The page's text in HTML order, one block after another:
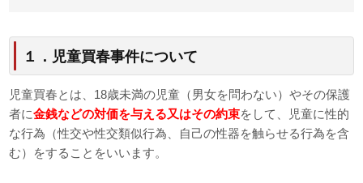
１．児童買春事件について
児童買春とは、18歳未満の児童（男女を問わない）やその保護
者に金銭などの対価を与える又はその約束をして、児童に性的
な行為（性交や性交類似行為、自己の性器を触らせる行為を含
む）をすることをいいます。